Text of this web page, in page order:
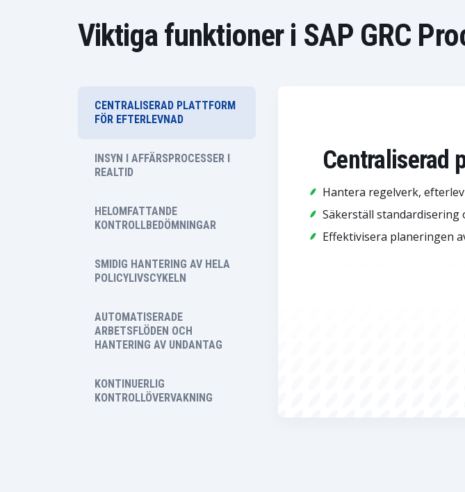
Viktiga funktioner i SAP GRC
CENTRALISERAD PLATTFORM
FÖR EFTERLEVNAD
INSYN I AFFÄRSPROCESSER I
REALTID
HELOMFATTANDE
KONTROLLBEDÖMNINGAR
SMIDIG HANTERING AV HELA
POLICYLIVSCYKELN
AUTOMATISERADE
ARBETSFLÖDEN OCH
HANTERING AV UNDANTAG
KONTINUERLIG
KONTROLLÖVERVAKNING
Centraliserad
Hantera regelverk,
Säkerställ standardisering
Effektivisera planeringen